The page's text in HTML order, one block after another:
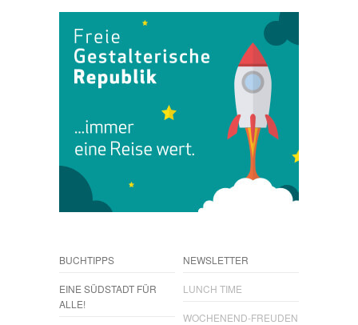
BUCHTIPPS
EINE SÜDSTADT FÜR
ALLE!
NEWSLETTER
LUNCH TIME
WOCHENEND-FREUDEN